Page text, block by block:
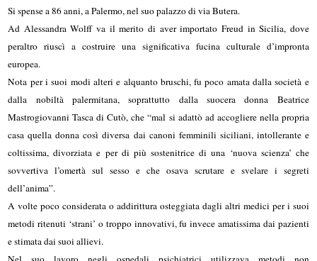
Si spense a 86 anni, a Palermo, nel suo palazzo di via Butera.
Ad Alessandra Wolff va il merito di aver importato Freud in Sicilia, dove
peraltro riuscì a costruire una significativa fucina culturale d’impronta
europea.
Nota per i suoi modi alteri e alquanto bruschi, fu poco amata dalla società e
dalla nobiltà palermitana, soprattutto dalla suocera donna Beatrice
Mastrogiovanni Tasca di Cutò, che “mal si adattò ad accogliere nella propria
casa quella donna così diversa dai canoni femminili siciliani, intollerante e
coltissima, divorziata e per di più sostenitrice di una ‘nuova scienza’ che
sovvertiva l’omertà sul sesso e che osava scrutare e svelare i segreti
dell’anima”.
A volte poco considerata o addirittura osteggiata dagli altri medici per i suoi
metodi ritenuti ‘strani’ o troppo innovativi, fu invece amatissima dai pazienti
e stimata dai suoi allievi.